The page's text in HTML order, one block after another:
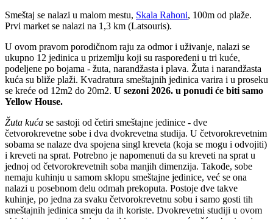
Smeštaj se nalazi u malom mestu, Skala Rahoni, 100m od plaže.
Prvi market se nalazi na 1,3 km (Latsouris).
U ovom pravom porodičnom raju za odmor i uživanje, nalazi se
ukupno 12 jedinica u prizemlju koji su raspoređeni u tri kuće,
podeljene po bojama - žuta, narandžasta i plava. Žuta i narandžasta
kuća su bliže plaži. Kvadratura smeštajnih jedinica varira i u proseku
se kreće od 12m2 do 20m2. U sezoni 2026. u ponudi će biti samo
Yellow House.
Žuta kuća se sastoji od četiri smeštajne jedinice - dve
četvorokrevetne sobe i dva dvokrevetna studija. U četvorokrevetnim
sobama se nalaze dva spojena singl kreveta (koja se mogu i odvojiti)
i kreveti na sprat. Potrebno je napomenuti da su kreveti na sprat u
jednoj od četvorokrevetnih soba manjih dimenzija. Takođe, sobe
nemaju kuhinju u samom sklopu smeštajne jedinice, već se ona
nalazi u posebnom delu odmah prekoputa. Postoje dve takve
kuhinje, po jedna za svaku četvorokrevetnu sobu i samo gosti tih
smeštajnih jedinica smeju da ih koriste. Dvokrevetni studiji u ovom